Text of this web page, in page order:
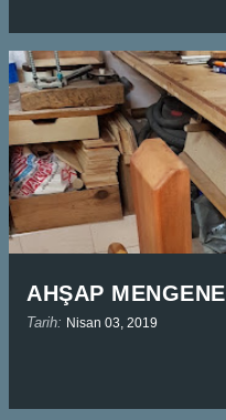
AHŞAP MENGENE
Tarih: Nisan 03, 2019